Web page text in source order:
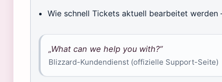
Wie schnell Tickets aktuell bearbeitet
„What can we help you with?”
Blizzard-Kundendienst (offizielle Support-Seite)